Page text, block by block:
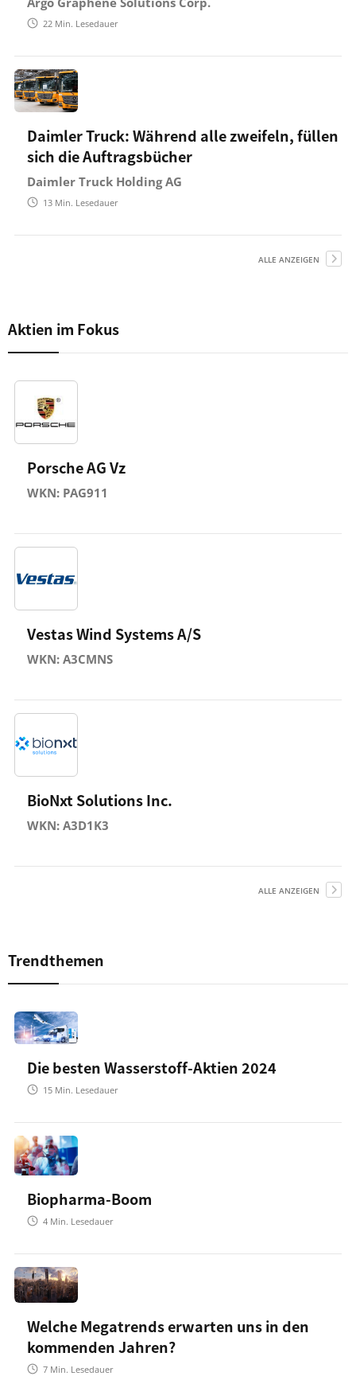
22 Min. Lesedauer
Daimler Truck: Während alle zweifeln, füllen
sich die Auftragsbücher
Daimler Truck Holding AG
13 Min. Lesedauer
ALLE ANZEIGEN
Aktien im Fokus
Porsche AG Vz
WKN: PAG911
Vestas Wind Systems A/S
WKN: A3CMNS
BioNxt Solutions Inc.
WKN: A3D1K3
ALLE ANZEIGEN
Trendthemen
Die besten Wasserstoff-Aktien 2024
15 Min. Lesedauer
Biopharma-Boom
4 Min. Lesedauer
Welche Megatrends erwarten uns in den
kommenden Jahren?
7 Min. Lesedauer